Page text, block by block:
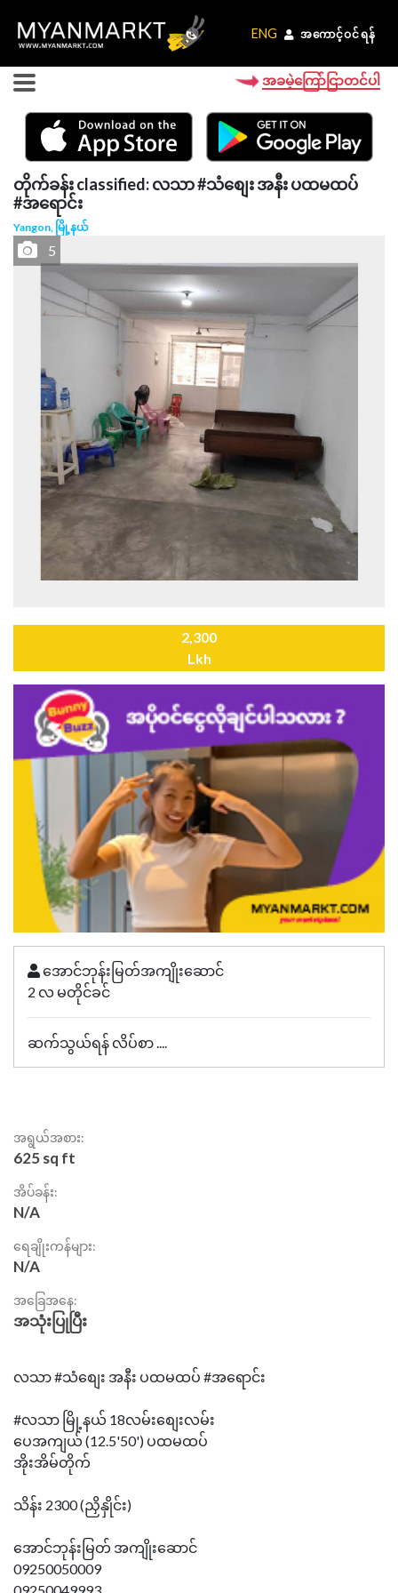
ENG အကောင့်ဝင်ရန်
ENG အကောင့်ဝင်ရန်
အခမဲ့ကြော်ငြာတင်ပါ
တိုက်ခန်း classified: လသာ #သံစျေး အနီး ပထမထပ်
#အရောင်း
Yangon, မြို့နယ်
5
2,300
Lkh
အောင်ဘုန်းမြတ်အကျိုးဆောင်
2 လ မတိုင်ခင်
ဆက်သွယ်ရန် လိပ်စာ ....
အရွယ်အစား:
625 sq ft
အိပ်ခန်း:
N/A
ရေချိုးကန်များ:
N/A
အခြေအနေ:
အသုံးပြုပြီး
လသာ #သံစျေး အနီး ပထမထပ် #အရောင်း
#လသာ မြို့နယ် 18လမ်းစျေးလမ်း
ပေအကျယ် (12.5'50') ပထမထပ်
အိုးအိမ်တိုက်
သိန်း 2300 (ညှိနှိုင်း)
အောင်ဘုန်းမြတ် အကျိုးဆောင်
09250050009
09250049993